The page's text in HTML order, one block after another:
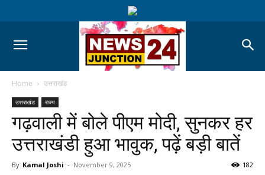
Home उत्तराखंड
उत्तराखंड राज्य
गढ़वाली में बोले पीएम मोदी, सुनकर हर
उत्तराखंडी हुआ भावुक, पढ़ें बड़ी बातें
By Kamal Joshi - November 9, 2025 182